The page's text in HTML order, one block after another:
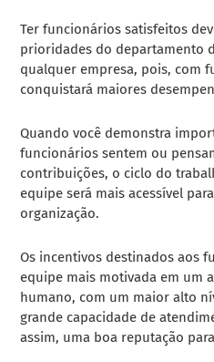
Ter funcionários satisfeitos
prioridades do departamento
qualquer empresa, pois, com
conquistará maiores
Quando você demonstra
funcionários sentem ou
contribuições, o ciclo do
equipe será mais acessível
organização.
Os incentivos destinados aos
equipe mais motivada em um
humano, com um maior alto
grande capacidade de
assim, uma boa reputação